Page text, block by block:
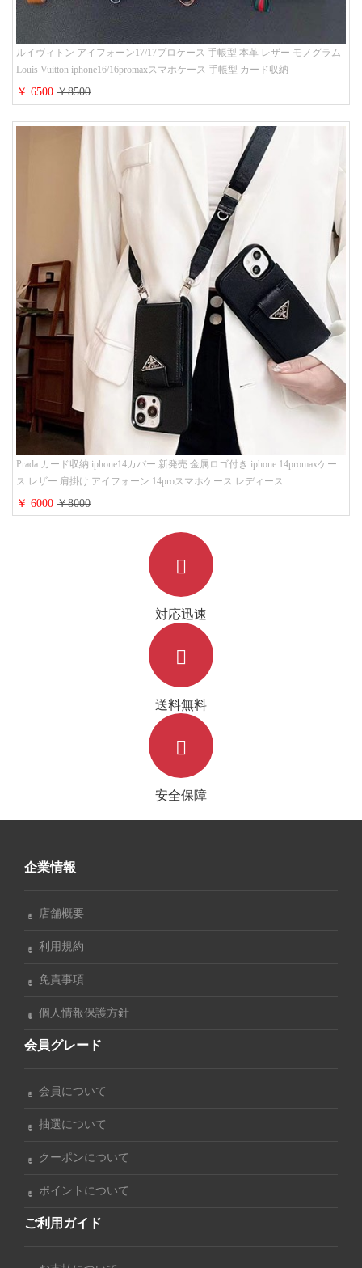
ルイヴィトン アイフォーン17/17プロケース 手帳型 本革 レザー モノグラム
Louis Vuitton iphone16/16promaxスマホケース 手帳型 カード収納
iphone15/14/13ケース ビジネス風 GUCCI galaxy s26/s25/s24ケース 手帳型 大
人 可愛い
￥ 6500￥8500
Prada カード収納 iphone14カバー 新発売 金属ロゴ付き iphone 14promaxケー
ス レザー 肩掛け アイフォーン 14proスマホケース レディース
￥ 6000￥8000
対応迅速
送料無料
安全保障
企業情報
店舗概要
利用規約
免責事項
個人情報保護方針
会員グレード
会員について
抽選について
クーポンについて
ポイントについて
ご利用ガイド